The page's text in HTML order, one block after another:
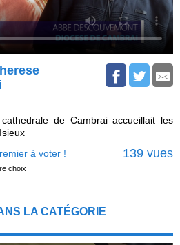
de Cambrai accueillait les
à voter !
139 vues
choix
LA CATÉGORIE